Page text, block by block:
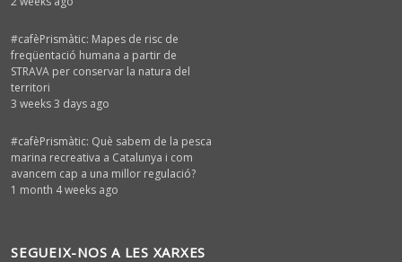
#cafèPrismàtic: Mapes de risc de
freqüentació humana a partir de
STRAVA per conservar la natura del
territori
3 weeks 3 days ago
#cafèPrismàtic: Què sabem de la pesca
marina recreativa a Catalunya i com
avancem cap a una millor regulació?
1 month 4 weeks ago
SEGUEIX-NOS A LES XARXES